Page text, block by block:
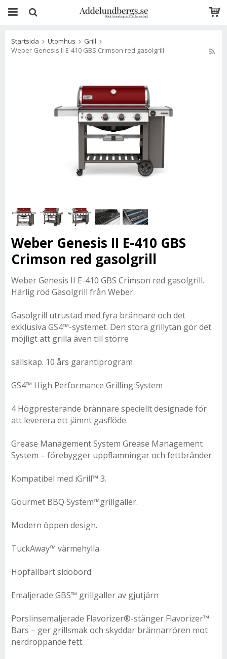
Startsida Utomhus
Grill
Weber Genesis II E-410 GBS Crimson red gasolgrill
Weber Genesis II E-410 GBS
Crimson red gasolgrill
Weber Genesis II E-410 GBS Crimson red gasolgrill.
Härlig röd Gasolgrill från Weber.
Gasolgrill utrustad med fyra brännare och det
exklusiva GS4™-systemet. Den stora grillytan gör det
möjligt att grilla även till större
sällskap. 10 års garantiprogram
GS4™ High Performance Grilling System
4 Högpresterande brännare speciellt designade för
att leverera ett jämnt gasflöde.
Grease Management System Grease Management
System – förebygger uppflamningar och fettbränder
Kompatibel med iGrill™ 3.
Gourmet BBQ System™grillgaller.
Modern öppen design.
TuckAway™ värmehylla.
Hopfällbart sidobord.
Emaljerade GBS™ grillgaller av gjutjärn
Porslinsemaljerade Flavorizer®-stänger Flavorizer™
Bars – ger grillsmak och skyddar brännarrören mot
nerdroppande fett.